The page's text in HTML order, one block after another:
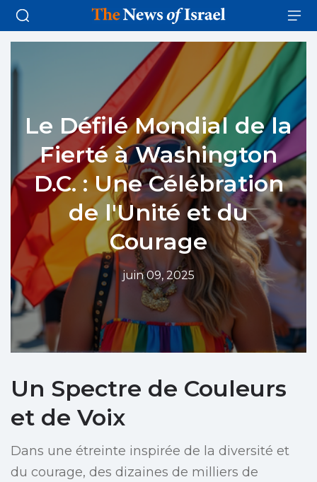
Le Défilé Mondial de la
Fierté à Washington
D.C. : Une Célébration
de l'Unité et du
Courage
juin 09, 2025
Un Spectre de Couleurs
et de Voix
Dans une étreinte inspirée de la diversité et
du courage, des dizaines de milliers de